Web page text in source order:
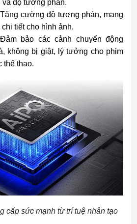
và độ tương phản.
cường độ tương phản, mang
chi tiết cho hình ảnh.
bảo các cảnh chuyển động
không bị giật, lý tưởng cho phim
thể thao.
cấp sức mạnh từ trí tuệ nhân tạo